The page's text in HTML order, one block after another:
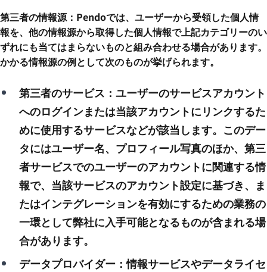
第三者の情報源：Pendoでは、ユーザーから受領した個人情
報を、他の情報源から取得した個人情報で上記カテゴリーのい
ずれにも当てはまらないものと組み合わせる場合があります。
かかる情報源の例として次のものが挙げられます。
第三者のサービス：ユーザーのサービスアカウント
へのログインまたは当該アカウントにリンクするた
めに使用するサービスなどが該当します。このデー
タにはユーザー名、プロフィール写真のほか、第三
者サービスでのユーザーのアカウントに関連する情
報で、当該サービスのアカウント設定に基づき、ま
たはインテグレーションを有効にするための業務の
一環として弊社に入手可能となるものが含まれる場
合があります。
データプロバイダー：情報サービスやデータライセ